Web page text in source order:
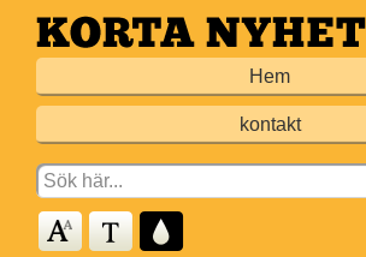
Hoppa
till
Hem
kontakt
Search
for: